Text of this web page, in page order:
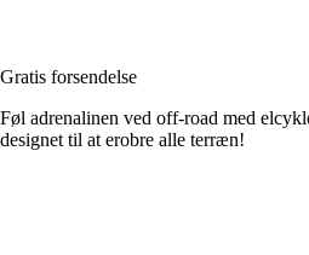
Gratis forsendelse
Føl adrenalinen ved off-road med
designet til at erobre alle terræn!